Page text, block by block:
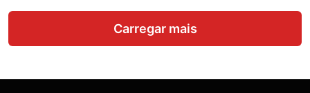
Carregar mais